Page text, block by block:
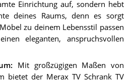
Einrichtung auf, sondern hebt
deines Raums, denn es sorgt
zu deinem Lebensstil passen
eleganten, anspruchsvollen
: Mit großzügigen Maßen von
der Merax TV Schrank TV